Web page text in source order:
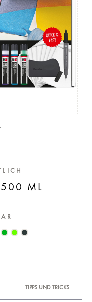
500 ML
TIPPS UND TRICKS